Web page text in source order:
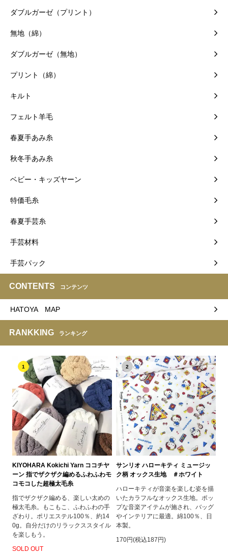
ダブルガーゼ（プリント）
無地（綿）
ダブルガーゼ（無地）
プリント（綿）
キルト
フェルト羊毛
春夏手あみ糸
秋冬手あみ糸
ベビー・キッズヤーン
特価毛糸
春夏手芸糸
手芸材料
手芸パック
CONTENTS コンテンツ
HATOYA MAP
RANKKING ランキング
1
KIYOHARA Kokichi Yarn ココチヤ
ーン 指でザクザク編めるふわふわモ
コモコした超極太毛糸
指でザクザク編める、楽しい太めの
極太毛糸。もこもこ、ふわふわの手
ざわり。ポリエステル100％、約14
0g。自分だけのリラックススタイル
を楽しもう。
SOLD OUT
2
サンリオ ハローキティ ミュージッ
ク柄 オックス生地 ＃ホワイト
ハローキティが音楽を楽しむ姿を描
いたカラフルなオックス生地。ポッ
プな音楽アイテムが施され、バッグ
やインテリアに最適。綿100％、日
本製。
170円(税込187円)